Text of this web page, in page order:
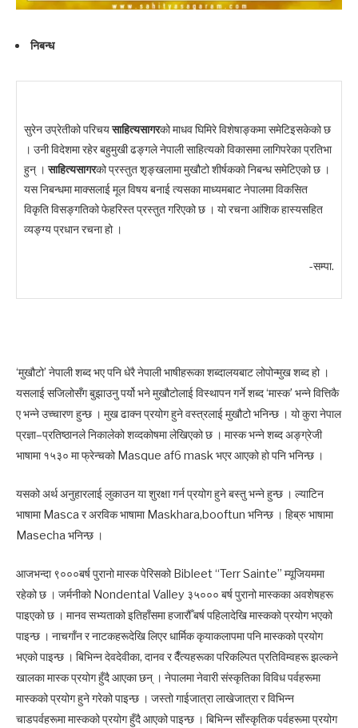
निबन्ध
सुरेन उप्रेतीको परिचयसाहित्यसागरको माधव घिमिरे विशेषाङ्कमा समेटिइसकेको छ
। उनी विदेशमा रहेर बहुमुखी ढङ्गले नेपाली साहित्यको विकासमा लागिपरेका प्रतिभा
हुन् ।साहित्यसागरको प्रस्तुत शृङ्खलामा मुखौटो शीर्षकको निबन्ध समेटिएको छ ।
यस निबन्धमा माक्सलाई मूल विषय बनाई त्यसका माध्यमबाट नेपालमा विकसित
विकृति विसङ्गतिको फेहरिस्त प्रस्तुत गरिएको छ । यो रचना आंशिक हास्यसहित
व्यङ्ग्य प्रधान रचना हो ।
-सम्पा.
‘मुखौटो’ नेपाली शब्द भए पनि धेरै नेपाली भाषीहरूका शब्दालयबाट लोपोन्मुख शब्द हो ।
यसलाई सजिलोसँग बुझाउनु पर्यो भने मुखौटोलाई विस्थापन गर्ने शब्द ‘मास्क’ भन्ने वित्तिकै
ए भन्ने उच्चारण हुन्छ । मुख ढाक्न प्रयोग हुने वस्त्रलाई मुखौटो भनिन्छ । यो कुरा नेपाल
प्रज्ञा–प्रतिष्ठानले निकालेको शव्दकोषमा लेखिएको छ । मास्क भन्ने शब्द अङ्ग्रेजी
भाषामा १५३० मा फ्रेन्चको Masque af6 mask भएर आएको हो पनि भनिन्छ ।
यसको अर्थ अनुहारलाई लुकाउन या शुरक्षा गर्न प्रयोग हुने बस्तु भन्ने हुन्छ । ल्याटिन
भाषामा Masca र अरविक भाषामा Maskhara,booftun भनिन्छ । हिब्रु भाषामा
Masecha भनिन्छ ।
आजभन्दा ९०००बर्ष पुरानो मास्क पेरिसको Bibleet “Terr Sainte” म्यूजियममा
रहेको छ । जर्मनीको Nondental Valley ३५००० बर्ष पुरानो मास्कका अवशेषहरू
पाइएको छ । मानव सभ्यताको इतिहाँसमा हजारौँ बर्ष पहिलादेखि मास्कको प्रयोग भएको
पाइन्छ । नाचगाँन र नाटकहरूदेखि लिएर धार्मिक कृयाकलापमा पनि मास्कको प्रयोग
भएको पाइन्छ । बिभिन्न देवदेवीका, दानव र दैँत्यहरूका परिकल्पित प्रतिविम्वहरू झल्कने
खालका मास्क प्रयोग हुँदै आएका छन् । नेपालमा नेवारी संस्कृतिका विविध पर्वहरूमा
मास्कको प्रयोग हुने गरेको पाइन्छ । जस्तो गाईजात्रा लाखेजात्रा र विभिन्न
चाडपर्वहरूमा मास्कको प्रयोग हुँदै आएको पाइन्छ । बिभिन्न साँस्कृतिक पर्वहरूमा प्रयोग